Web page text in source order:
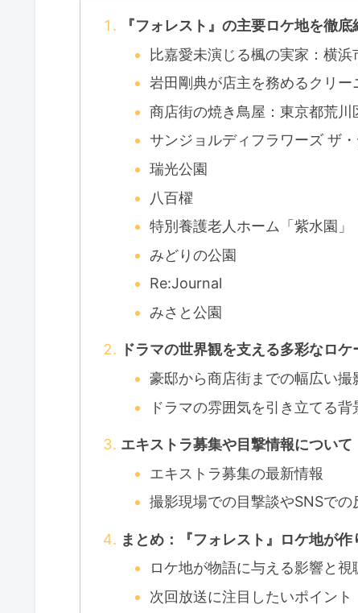
『フォレスト』の主要ロケ地を徹底
比嘉愛未演じる楓の実家：横浜
岩田剛典が店主を務めるクリー
商店街の焼き鳥屋：東京都荒川
サンジョルディフラワーズ ザ
瑞光公園
八百櫂
特別養護老人ホーム「紫水園」
みどりの公園
Re:Journal
みさと公園
ドラマの世界観を支える多彩なロケ
豪邸から商店街までの幅広い撮
ドラマの雰囲気を引き立てる背
エキストラ募集や目撃情報について
エキストラ募集の最新情報
撮影現場での目撃談やSNSでの
まとめ：『フォレスト』ロケ地が
ロケ地が物語に与える影響と視
次回放送に注目したいポイント